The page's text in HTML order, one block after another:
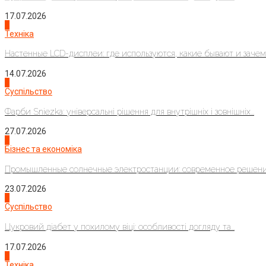
17.07.2026
Техніка
Настенные LCD-дисплеи: где используются, какие бывают и
14.07.2026
Суспільство
Фарби Sniezka: універсальні рішення для внутрішніх і зовнішніх...
27.07.2026
Бізнес та економіка
Промышленные солнечные электростанции: современное
23.07.2026
Суспільство
Цукровий діабет у похилому віці: особливості догляду та...
17.07.2026